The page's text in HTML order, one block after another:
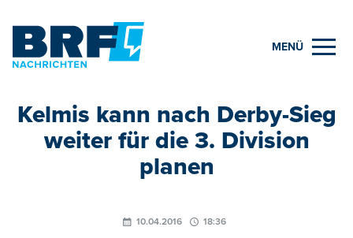
MENÜ
Kelmis kann nach Derby-Sieg
weiter für die 3. Division
planen
10.04.2016 18:36